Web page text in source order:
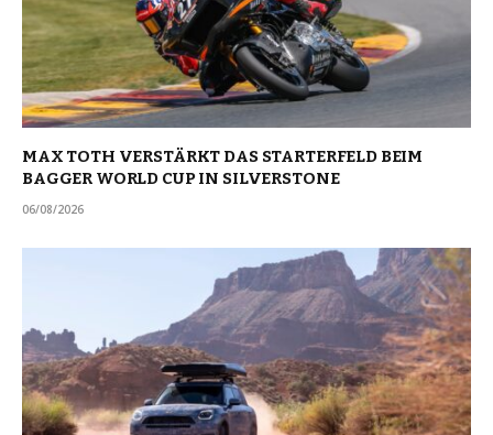
MAX TOTH VERSTÄRKT DAS STARTERFELD BEIM
BAGGER WORLD CUP IN SILVERSTONE
06/08/2026